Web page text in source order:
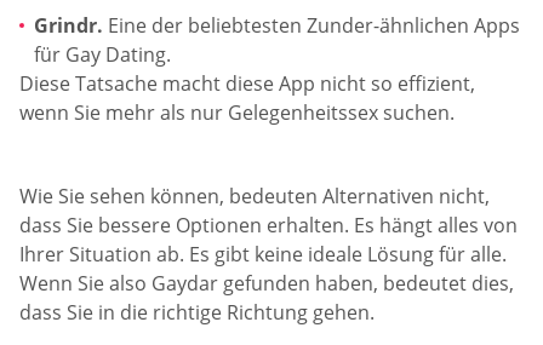
Grindr. Eine der beliebtesten Zunder-ähnlichen Apps
für Gay Dating.
Diese Tatsache macht diese App nicht so effizient,
wenn Sie mehr als nur Gelegenheitssex suchen.
Wie Sie sehen können, bedeuten Alternativen nicht,
dass Sie bessere Optionen erhalten. Es hängt alles von
Ihrer Situation ab. Es gibt keine ideale Lösung für alle.
Wenn Sie also Gaydar gefunden haben, bedeutet dies,
dass Sie in die richtige Richtung gehen.